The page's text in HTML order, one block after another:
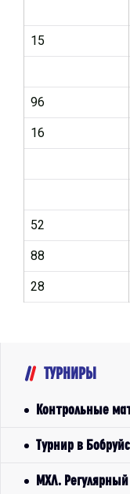
15
96
16
52
88
28
ТУРНИРЫ
Контрольные
Турнир в
МХЛ.